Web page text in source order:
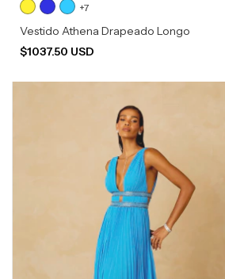
+7
Vestido Athena Drapeado Longo
$1037.50 USD